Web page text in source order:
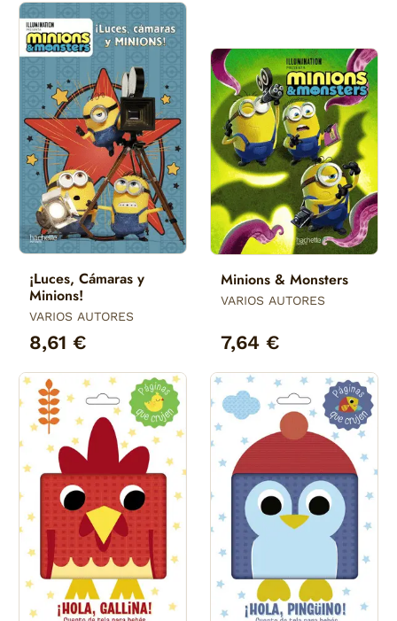
¡Luces, Cámaras y
Minions!
VARIOS AUTORES
8,61 €
Minions & Monsters
VARIOS AUTORES
7,64 €